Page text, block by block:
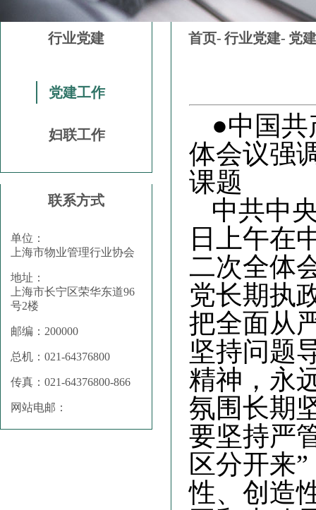
行业党建
党建工作
妇联工作
联系方式
单位：
上海市物业管理行业协会
地址：
上海市长宁区荣华东道96
号2楼
邮编：200000
总机：021-64376800
传真：021-64376800-866
网站电邮：
首页- 行业党建- 党
●中国
体会议强
课题
中共中
日上午在
二次全体
党长期执
把全面从
坚持问题
精神，永
氛围长期
要坚持严
区分开来
性、创造